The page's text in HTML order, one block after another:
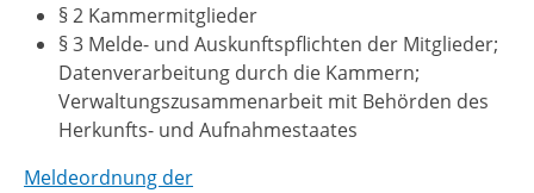
§ 2 Kammermitglieder
§ 3 Melde- und Auskunftspflichten der Mitglieder;
Datenverarbeitung durch die Kammern;
Verwaltungszusammenarbeit mit Behörden des
Herkunfts- und Aufnahmestaates
Meldeordnung der